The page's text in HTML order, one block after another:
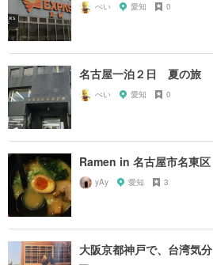
ぺい 愛知 0
名古屋一泊２日 夏の旅
ぺい 愛知 0
Ramen in 名古屋市名東区
yAy 愛知 3
大阪京都神戸で、台湾気分